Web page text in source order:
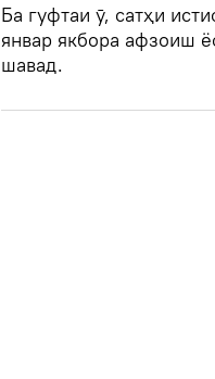
Ба гуфтаи ӯ, сатҳи
январ якбора афзоиш
шавад.